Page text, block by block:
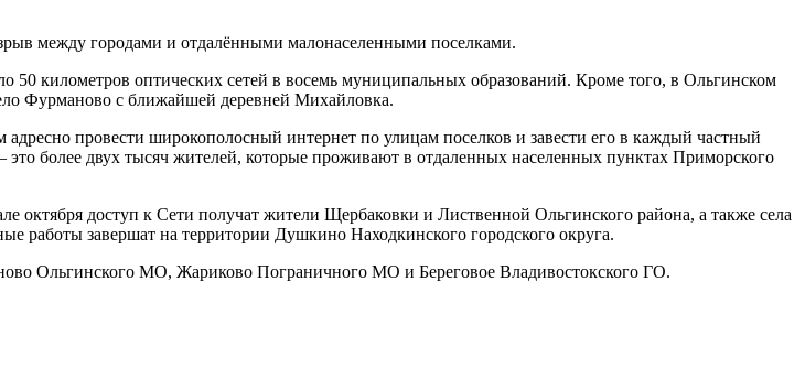
между городами и отдалёнными малонаселенными поселками.
50 километров оптических сетей в восемь муниципальных образований. Кроме того, в Ольгинском
Фурманово с ближайшей деревней Михайловка.
провести широкополосный интернет по улицам поселков и завести его в каждый частный
более двух тысяч жителей, которые проживают в отдаленных населенных пунктах Приморского
доступ к Сети получат жители Щербаковки и Лиственной Ольгинского района, а также села
работы завершат на территории Душкино Находкинского городского округа.
Ольгинского МО, Жариково Пограничного МО и Береговое Владивостокского ГО.